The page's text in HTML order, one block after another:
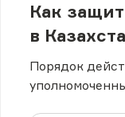
Как
в
Порядок